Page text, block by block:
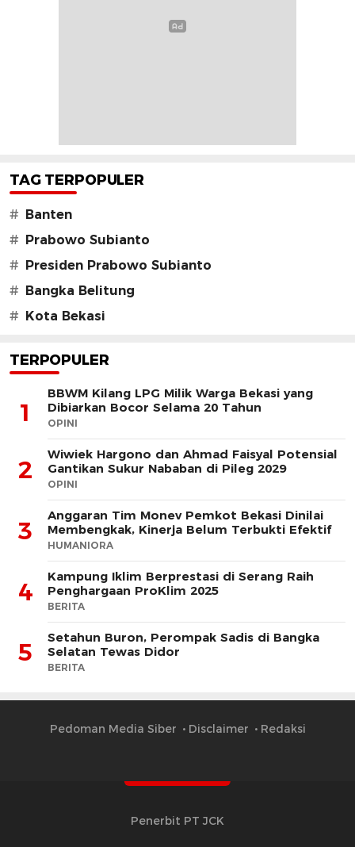
TAG TERPOPULER
# Banten
# Prabowo Subianto
# Presiden Prabowo Subianto
# Bangka Belitung
# Kota Bekasi
TERPOPULER
1
BBWM Kilang LPG Milik Warga Bekasi yang
Dibiarkan Bocor Selama 20 Tahun
OPINI
2
Wiwiek Hargono dan Ahmad Faisyal Potensial
Gantikan Sukur Nababan di Pileg 2029
OPINI
3
Anggaran Tim Monev Pemkot Bekasi Dinilai
Membengkak, Kinerja Belum Terbukti Efektif
HUMANIORA
4
Kampung Iklim Berprestasi di Serang Raih
Penghargaan ProKlim 2025
BERITA
5
Setahun Buron, Perompak Sadis di Bangka
Selatan Tewas Didor
BERITA
Pedoman Media Siber Disclaimer Redaksi
Penerbit PT JCK